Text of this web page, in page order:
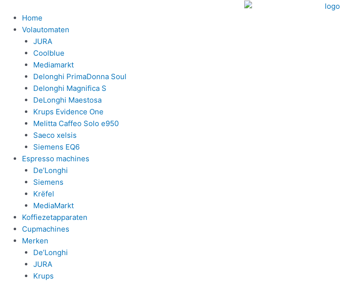
naar
Home
Volautomaten
JURA
Coolblue
Mediamarkt
Delonghi PrimaDonna Soul
Delonghi Magnifica S
DeLonghi Maestosa
Krups Evidence One
Melitta Caffeo Solo e950
Saeco xelsis
Siemens EQ6
Espresso machines
De’Longhi
Siemens
Krëfel
MediaMarkt
Koffiezetapparaten
Cupmachines
Merken
De’Longhi
JURA
Krups